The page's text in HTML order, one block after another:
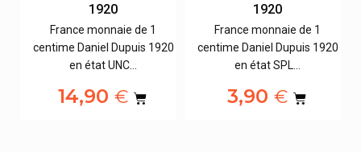
1920
France monnaie de 1
centime Daniel Dupuis 1920
en état UNC…
14,90 €
1920
France monnaie de 1
centime Daniel Dupuis 1920
en état SPL…
3,90 €